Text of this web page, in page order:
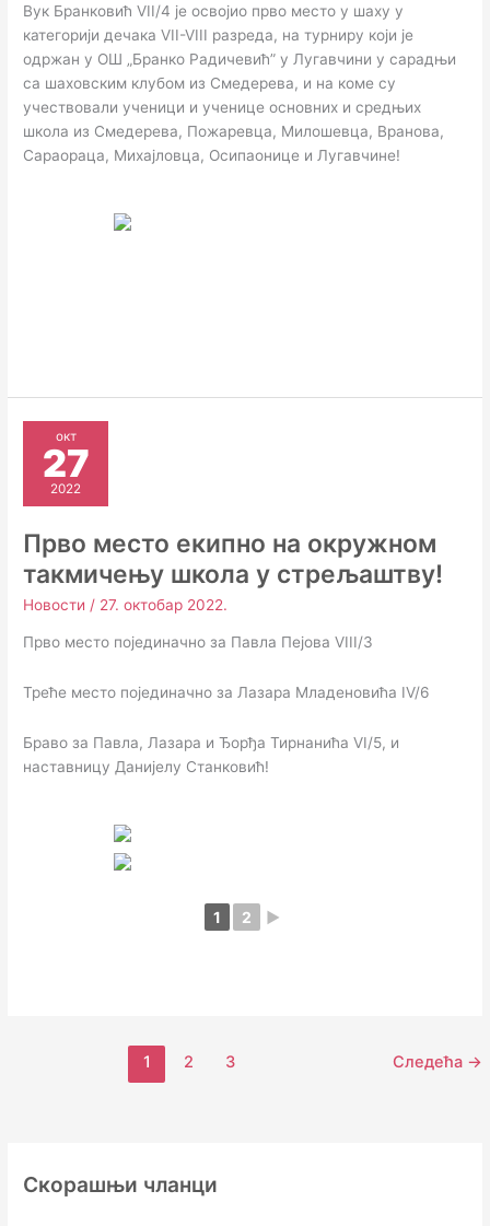
Вук Бранковић VII/4 је освојио прво место у шаху у
категорији дечака VII-VIII разреда, на турниру који је
одржан у ОШ „Бранко Радичевић” у Лугавчини у сарадњи
са шаховским клубом из Смедерева, и на коме су
учествовали ученици и ученице основних и средњих
школа из Смедерева, Пожаревца, Милошевца, Вранова,
Сараораца, Михајловца, Осипаонице и Лугавчине!
окт
27
2022
Прво место екипно на окружном
такмичењу школа у стрељаштву!
Новости / 27. октобар 2022.
Прво место појединачно за Павла Пејова VIII/3
Треће место појединачно за Лазара Младеновића IV/6
Браво за Павла, Лазара и Ђорђа Тирнанића VI/5, и
наставницу Данијелу Станковић!
1 2 ►
1 2 3 Следећа →
Скорашњи чланци